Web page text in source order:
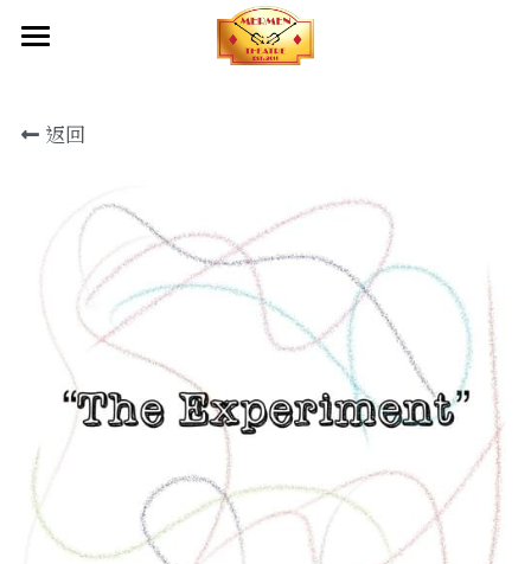
關於我們
產品服務
出品
劇本庫
影片
幕後制作
服裝設計
化妝造型設計
燈光設計及設備租借
傳媒報導
聯絡我們
返回